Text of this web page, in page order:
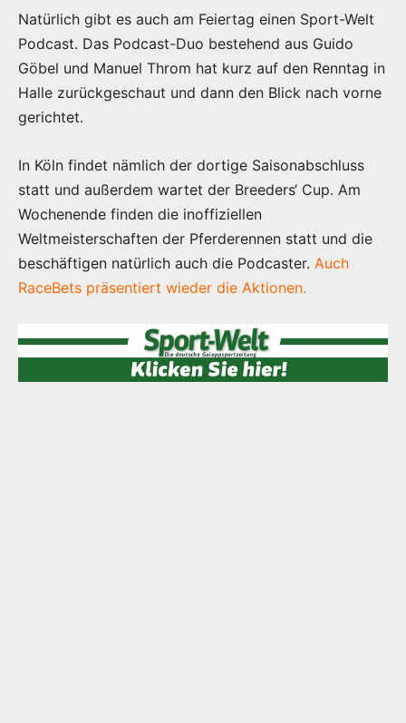
Natürlich gibt es auch am Feiertag einen Sport-Welt
Podcast. Das Podcast-Duo bestehend aus Guido
Göbel und Manuel Throm hat kurz auf den Renntag in
Halle zurückgeschaut und dann den Blick nach vorne
gerichtet.
In Köln findet nämlich der dortige Saisonabschluss
statt und außerdem wartet der Breeders‘ Cup. Am
Wochenende finden die inoffiziellen
Weltmeisterschaften der Pferderennen statt und die
beschäftigen natürlich auch die Podcaster. Auch
RaceBets präsentiert wieder die Aktionen.